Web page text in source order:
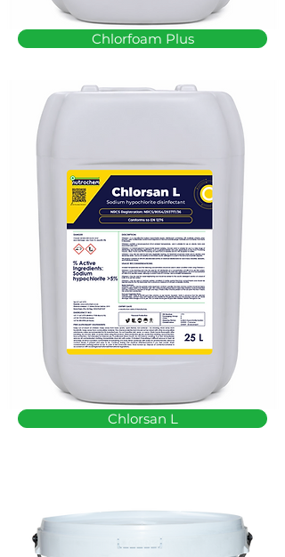
Chlorfoam Plus
Chlorsan L